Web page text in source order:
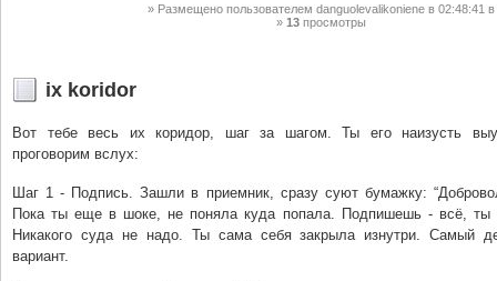
Размещено пользователем danguolevalikonieneв 02:48:41 в
13просмотры
ix koridor
Вот тебе весь их коридор, шаг за шагом. Ты его наизусть
проговорим вслух:
Шаг 1 - Подпись. Зашли в приемник, сразу суют бумажку:
Пока ты еще в шоке, не поняла куда попала. Подпишешь - всё, ты
Никакого суда не надо. Ты сама себя закрыла изнутри. Самый
вариант.